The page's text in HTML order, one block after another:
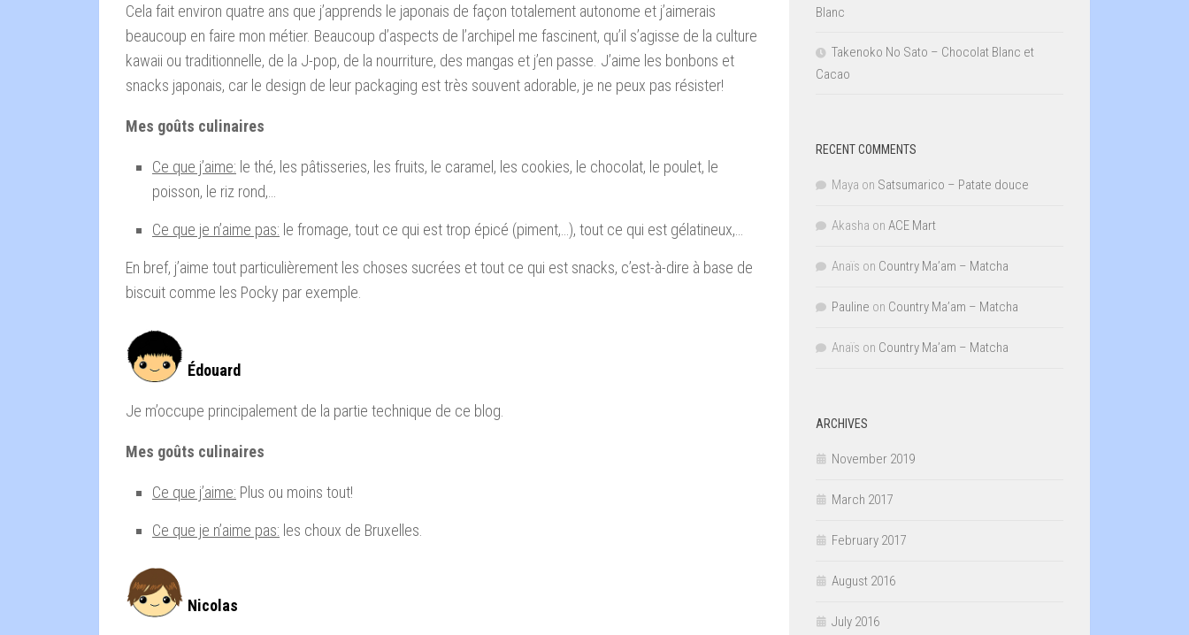
Cela fait environ quatre ans que j’apprends le japonais de façon totalement autonome et j’aimerais
beaucoup en faire mon métier. Beaucoup d’aspects de l’archipel me fascinent, qu’il s’agisse de la culture
kawaii ou traditionnelle, de la J-pop, de la nourriture, des mangas et j’en passe. J’aime les bonbons et
snacks japonais, car le design de leur packaging est très souvent adorable, je ne peux pas résister!
Mes goûts culinaires
Ce que j’aime: le thé, les pâtisseries, les fruits, le caramel, les cookies, le chocolat, le poulet, le
poisson, le riz rond,…
Ce que je n’aime pas: le fromage, tout ce qui est trop épicé (piment,…), tout ce qui est gélatineux,…
En bref, j’aime tout particulièrement les choses sucrées et tout ce qui est snacks, c’est-à-dire à base de
biscuit comme les Pocky par exemple.
Édouard
Je m’occupe principalement de la partie technique de ce blog.
Mes goûts culinaires
Ce que j’aime: Plus ou moins tout!
Ce que je n’aime pas: les choux de Bruxelles.
Nicolas
Blanc
Takenoko No Sato – Chocolat Blanc et
Cacao
RECENT COMMENTS
Maya on Satsumarico – Patate douce
Akasha on ACE Mart
Anaïs on Country Ma’am – Matcha
Pauline on Country Ma’am – Matcha
Anaïs on Country Ma’am – Matcha
ARCHIVES
November 2019
March 2017
February 2017
August 2016
July 2016